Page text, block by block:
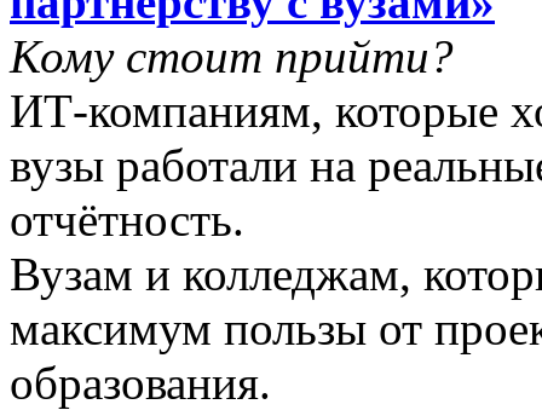
Кому стоит прийти?
ИТ-компаниям, которые
вузы работали на
отчётность.
Вузам и колледжам,
максимум пользы от
образования.